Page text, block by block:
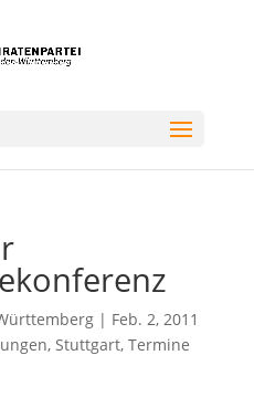
| Feb. 2, 2011
, Stuttgart, Termine